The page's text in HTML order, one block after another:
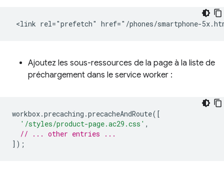
Ajoutez les sous-ressources de la page à la liste de
préchargement dans le service worker :
workbox.precaching .precacheAndRoute([
'/styles/product-page.ac29.css' ,
// ... other entries ...
]);